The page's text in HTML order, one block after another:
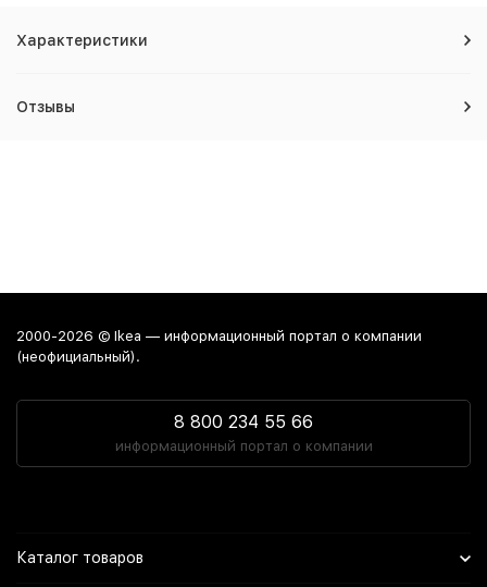
Характеристики
Отзывы
2000-2026 © Ikea — информационный портал о компании
(неофициальный).
8 800 234 55 66
информационный портал о компании
Каталог товаров